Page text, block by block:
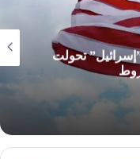
تحولت